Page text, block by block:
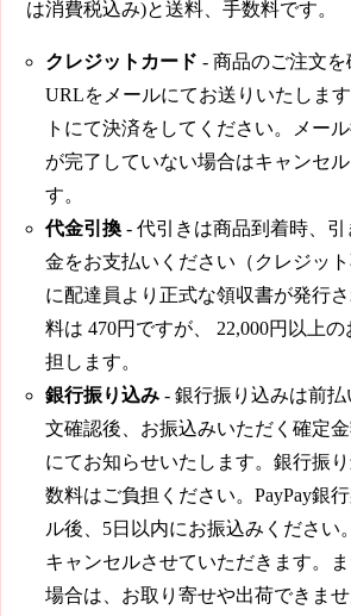
は消費税込み)と送料、手数料です。
クレジットカード - 商品のご注文
URLをメールにてお送りいたしま
トにて決済をしてください。メー
が完了していない場合はキャンセ
す。
代金引換 - 代引きは商品到着時、
金をお支払いください（クレジッ
に配達員より正式な領収書が発行
料は 470円 ですが、 22,000円 以上の
担します。
銀行振り込み - 銀行振り込みは前
文確認後、お振込みいただく確定
にてお知らせいたします。銀行振
数料はご負担ください。PayPay銀
ル後、5日以内にお振込みください
キャンセルさせていただきます。
場合は、お取り寄せや出荷できま